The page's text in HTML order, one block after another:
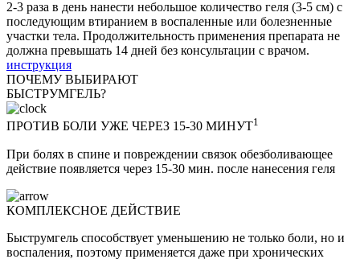
2-3 раза в день нанести небольшое количество геля (3-5 см) c
последующим втиранием в воспаленные или болезненные
участки тела. Продолжительность применения препарата не
должна превышать 14 дней без консультации с врачом.
инструкция
ПОЧЕМУ ВЫБИРАЮТ
БЫСТРУМГЕЛЬ?
ПРОТИВ БОЛИ УЖЕ ЧЕРЕЗ 15-30 МИНУТ1
При болях в спине и повреждении связок обезболивающее
действие появляется через 15-30 мин. после нанесения геля
КОМПЛЕКСНОЕ ДЕЙСТВИЕ
Быструмгель способствует уменьшению не только боли, но и
воспаления, поэтому применяется даже при хронических